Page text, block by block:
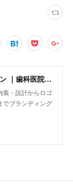
DESIGNLINE デザインライン ｜歯科医院の内装・設計からロゴマークや印刷物、ホームページまでトータルにブランディング
装・設計からロゴ
でブランディング